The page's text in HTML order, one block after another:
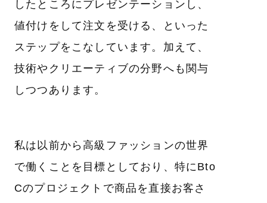
したところにプレゼンテーションし、
値付けをして注文を受ける、といった
ステップをこなしています。加えて、
技術やクリエーティブの分野へも関与
しつつあります。
私は以前から高級ファッションの世界
で働くことを目標としており、特にBto
Cのプロジェクトで商品を直接お客さ